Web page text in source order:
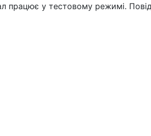
працює у тестовому режимі.